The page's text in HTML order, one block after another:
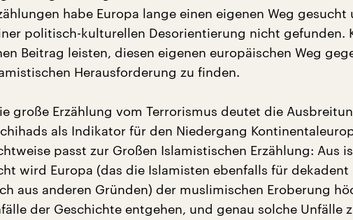
habe Europa lange einen eigenen Weg gesucht
politisch-kulturellen Desorientierung nicht gefunden.
Beitrag leisten, diesen eigenen europäischen Weg
Herausforderung zu finden.
große Erzählung vom Terrorismus deutet die
als Indikator für den Niedergang
passt zur Großen Islamistischen Erzählung: Aus
wird Europa (das die Islamisten ebenfalls für dekadent
aus anderen Gründen) der muslimischen Eroberung
der Geschichte entgehen, und genau solche Unfälle